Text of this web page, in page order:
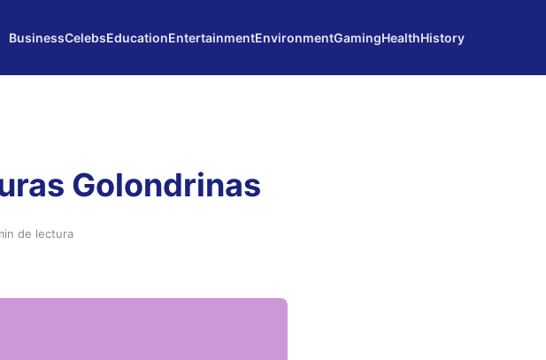
BusinessCelebsEducationEntertainmentEnvironmentGamingHealthHistory
Golondrinas
de lectura